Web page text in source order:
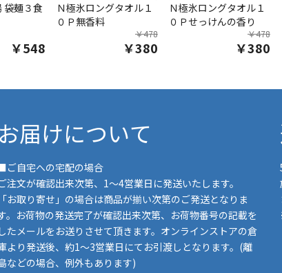
袋麺３食
￥548
Ｎ極氷ロングタオル１
０Ｐ無香料
￥478
￥380
Ｎ極氷ロングタオル１
０Ｐせっけんの香り
￥478
￥380
お届けについて
ご自宅への宅配の場合
注文が確認出来次第、1～4営業日に発送いたします。
「お取り寄せ」の場合は商品が揃い次第のご発送となりま
。お荷物の発送完了が確認出来次第、お荷物番号の記載を
したメールをお送りさせて頂きます。オンラインストアの倉
より発送後、約1～3営業日にてお引渡しとなります。(離
などの場合、例外もあります)